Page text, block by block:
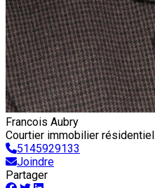
Francois Aubry
Courtier immobilier résidentiel
5145929133
Joindre
Partager